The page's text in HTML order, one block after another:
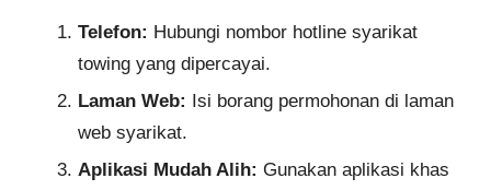
Telefon: Hubungi nombor hotline syarikat
towing yang dipercayai.
Laman Web: Isi borang permohonan di laman
web syarikat.
Aplikasi Mudah Alih: Gunakan aplikasi khas